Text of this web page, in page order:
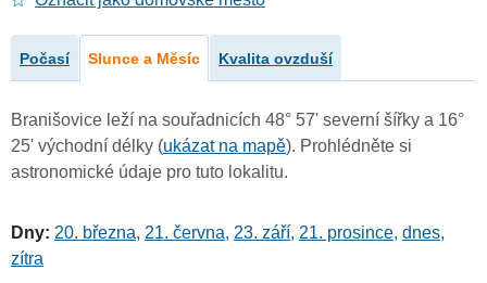
Počasí Slunce a Měsíc Kvalita ovzduší
Branišovice leží na souřadnicích 48° 57' severní šířky a 16°
25' východní délky (ukázat na mapě). Prohlédněte si
astronomické údaje pro tuto lokalitu.
Dny: 20. března, 21. června, 23. září, 21. prosince, dnes,
zítra